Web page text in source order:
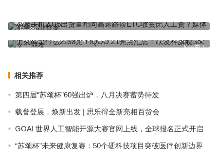
上一篇
答案
下一篇
手机tw是什么2198元！iQOO Z1亮点汇总：联发科旗舰Soc交个朋友
相关推荐
第四届“苏颂杯”60强出炉，八月决赛蓄势待发
载誉登展，焕新出发 | 思乐得全新亮相百货会
GOAI 世界人工智能开源大赛官网上线，全球报名正式开启
“苏颂杯”未来健康复赛：50个硬科技项目突破医疗创新边界